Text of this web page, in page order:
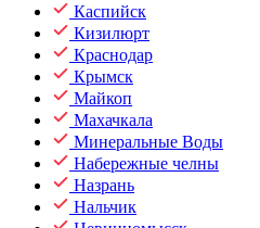
Каспийск
Кизилюрт
Краснодар
Крымск
Майкоп
Махачкала
Минеральные Воды
Набережные челны
Назрань
Нальчик